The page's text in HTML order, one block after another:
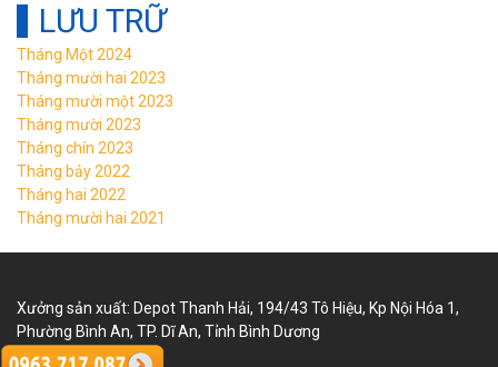
LƯU TRỮ
Tháng Một 2024
Tháng mười hai 2023
Tháng mười một 2023
Tháng mười 2023
Tháng chín 2023
Tháng bảy 2022
Tháng hai 2022
Tháng mười hai 2021
Xưởng sản xuất: Depot Thanh Hải, 194/43 Tô Hiệu, Kp Nội Hóa 1,
Phường Bình An, TP. Dĩ An, Tỉnh Bình Dương